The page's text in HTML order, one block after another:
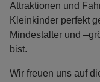
Attraktionen und
Kleinkinder perfekt
Mindestalter und
bist.
Wir freuen uns auf